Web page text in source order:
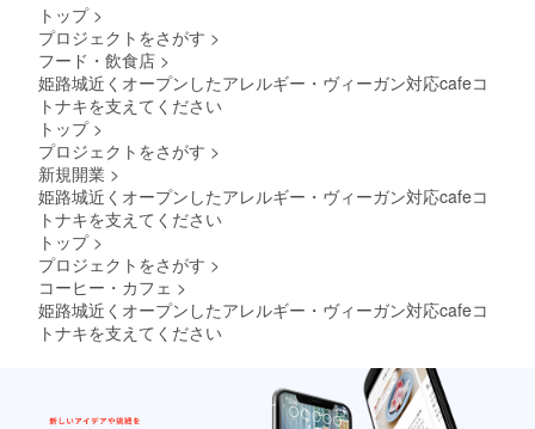
トップ >
プロジェクトをさがす >
フード・飲食店 >
姫路城近くオープンしたアレルギー・ヴィーガン対応cafeコ
トナキを支えてください
トップ >
プロジェクトをさがす >
新規開業 >
姫路城近くオープンしたアレルギー・ヴィーガン対応cafeコ
トナキを支えてください
トップ >
プロジェクトをさがす >
コーヒー・カフェ >
姫路城近くオープンしたアレルギー・ヴィーガン対応cafeコ
トナキを支えてください